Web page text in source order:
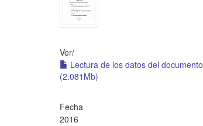
Ver/
Lectura de los datos del documento
(2.081Mb)
Fecha
2016